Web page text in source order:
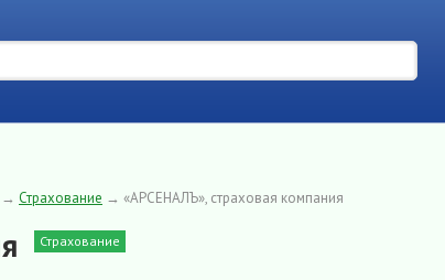
→ Страхование → «АРСЕНАЛЪ», страховая компания
Страхование